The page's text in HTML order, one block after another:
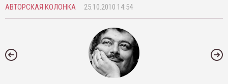
АВТОРСКАЯ КОЛОНКА 25.10.2010 14:54